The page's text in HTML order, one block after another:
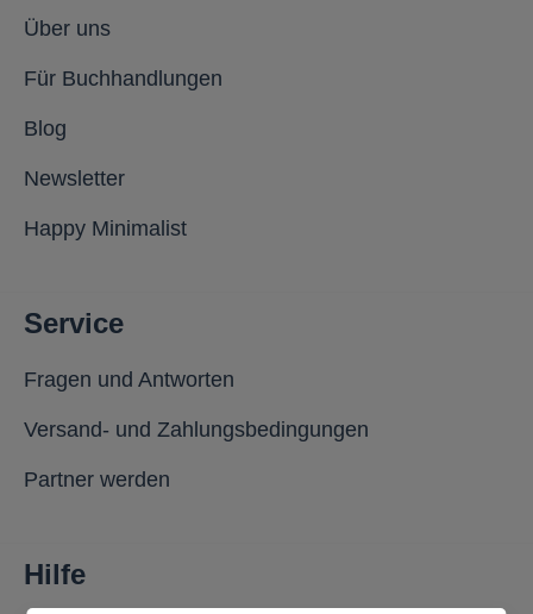
Über uns
Für Buchhandlungen
Blog
Newsletter
Happy Minimalist
Service
Fragen und Antworten
Versand- und Zahlungsbedingungen
Partner werden
Hilfe